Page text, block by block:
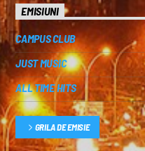
EMISIUNI
CAMPUS CLUB
JUST MUSIC
ALL TIME HITS
GRILA DE EMISIE